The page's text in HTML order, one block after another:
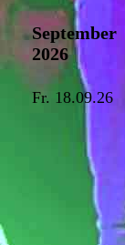
September
2026
Fr. 18.09.26